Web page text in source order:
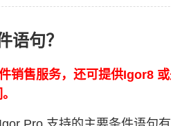
句？
售服务，还可提供Igor8